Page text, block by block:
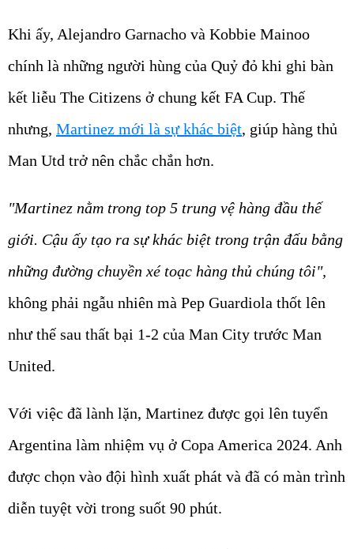
Khi ấy, Alejandro Garnacho và Kobbie Mainoo
chính là những người hùng của Quỷ đỏ khi ghi bàn
kết liễu The Citizens ở chung kết FA Cup. Thế
nhưng, Martinez mới là sự khác biệt, giúp hàng thủ
Man Utd trở nên chắc chắn hơn.
"Martinez nằm trong top 5 trung vệ hàng đầu thế
giới. Cậu ấy tạo ra sự khác biệt trong trận đấu bằng
những đường chuyền xé toạc hàng thủ chúng tôi",
không phải ngẫu nhiên mà Pep Guardiola thốt lên
như thế sau thất bại 1-2 của Man City trước Man
United.
Với việc đã lành lặn, Martinez được gọi lên tuyển
Argentina làm nhiệm vụ ở Copa America 2024. Anh
được chọn vào đội hình xuất phát và đã có màn trình
diễn tuyệt vời trong suốt 90 phút.